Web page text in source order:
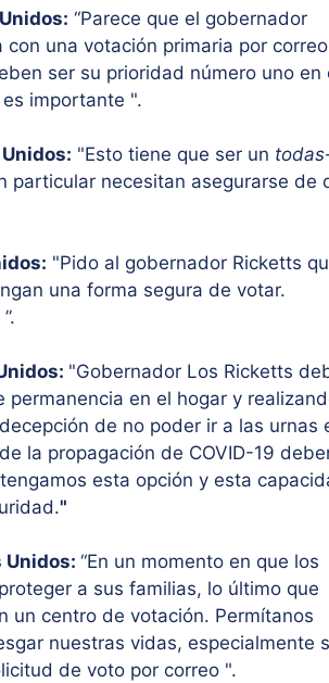
“Parece que el gobernador
una votación primaria por
ser su prioridad número uno en
importante ".
"Esto tiene que ser un todas
necesitan asegurarse de
"Pido al gobernador Ricketts
una forma segura de votar.
"Gobernador Los Ricketts
en el hogar y
de no poder ir a las urnas
la propagación de COVID-19
esta opción y esta
"
Unidos: “En un momento en que los
a sus familias, lo último que
un centro de votación. Permítanos
nuestras vidas, especialmente
de voto por correo ".